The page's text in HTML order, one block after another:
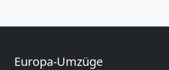
Europa-Umzüge